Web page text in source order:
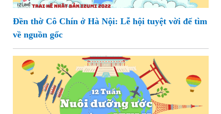
Đền thờ Cô Chín ở Hà Nội: Lễ hội tuyệt vời để tìm
về nguồn gốc